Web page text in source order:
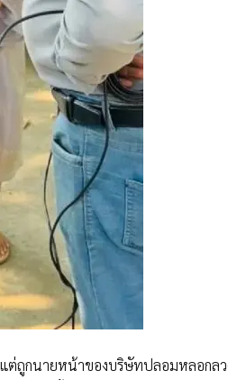
แต่ถูกนายหน้าของบริษัทปลอมหลอกลว